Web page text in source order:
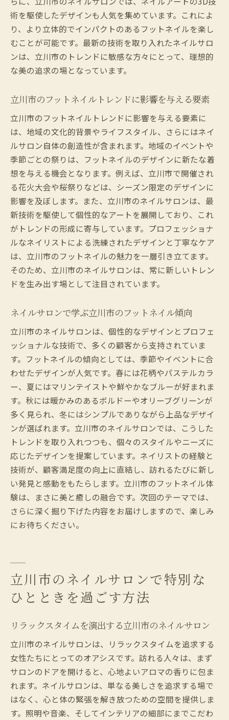
術を駆使したデザインも人気を集めています。これによ
り、より立体的でインパクトのあるフットネイルを楽し
むことが可能です。最新の技術を取り入れたネイルサロ
ンは、立川市のトレンドに敏感な方々にとって、理想的
な美の追求の場となっています。
立川市のフットネイルトレンドに影響を与える要素
立川市のフットネイルトレンドに影響を与える要素に
は、地域の文化的背景やライフスタイル、さらにはネイ
ルサロン自体の創造性が含まれます。地域のイベントや
季節ごとの祭りは、フットネイルのデザインに新たな着
想を与える機会となります。例えば、立川市で開催され
る花火大会や桜祭りなどは、シーズン限定のデザインに
影響を及ぼします。また、立川市のネイルサロンは、最
新技術を駆使して個性的なアートを展開しており、これ
がトレンドの形成に寄与しています。プロフェッショナ
ルなネイリストによる洗練されたデザインと丁寧なケア
は、立川市のフットネイルの魅力を一層引き立てます。
そのため、立川市のネイルサロンは、常に新しいトレン
ドを生み出す場として注目されています。
ネイルサロンで学ぶ立川市のフットネイル傾向
立川市のネイルサロンは、個性的なデザインとプロフェ
ッショナルな技術で、多くの顧客から支持されていま
す。フットネイルの傾向としては、季節やイベントに合
わせたデザインが人気です。春には花柄やパステルカラ
ー、夏にはマリンテイストや鮮やかなブルーが好まれま
す。秋には暖かみのあるボルドーやオリーブグリーンが
多く見られ、冬にはシンプルでありながら上品なデザイ
ンが選ばれます。立川市のネイルサロンでは、こうした
トレンドを取り入れつつも、個々のスタイルやニーズに
応じたデザインを提案しています。ネイリストの経験と
技術が、顧客満足度の向上に直結し、訪れるたびに新し
い発見と感動をもたらします。立川市のフットネイル体
験は、まさに美と癒しの融合です。次回のテーマでは、
さらに深く掘り下げた内容をお届けしますので、楽しみ
にお待ちください。
立川市のネイルサロンで特別な
ひとときを過ごす方法
リラックスタイムを演出する立川市のネイルサロン
立川市のネイルサロンは、リラックスタイムを追求する
女性たちにとってのオアシスです。訪れる人々は、まず
サロンのドアを開けると、心地よいアロマの香りに包ま
れます。ネイルサロンは、単なる美しさを追求する場で
はなく、心と体の緊張を解き放つための空間を提供しま
す。照明や音楽、そしてインテリアの細部にまでこだわ